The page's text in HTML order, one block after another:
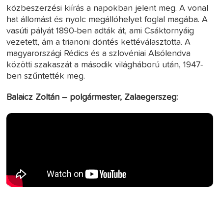
közbeszerzési kiírás a napokban jelent meg. A vonal
hat állomást és nyolc megállóhelyet foglal magába. A
vasúti pályát 1890-ben adták át, ami Csáktornyáig
vezetett, ám a trianoni döntés kettéválasztotta. A
magyarországi Rédics és a szlovéniai Alsólendva
közötti szakaszát a második világháború után, 1947-
ben szűntették meg.
Balaicz Zoltán – polgármester, Zalaegerszeg: